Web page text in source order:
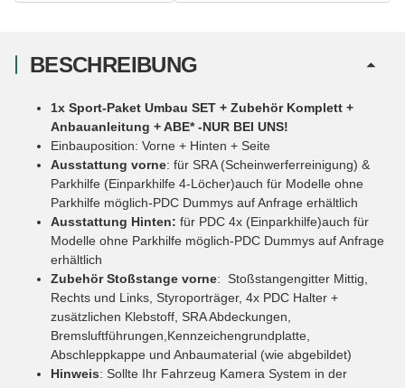
BESCHREIBUNG
1x Sport-Paket Umbau SET + Zubehör Komplett +
Anbauanleitung + ABE* -NUR BEI UNS!
Einbauposition: Vorne + Hinten + Seite
Ausstattung vorne: für SRA (Scheinwerferreinigung) &
Parkhilfe (Einparkhilfe 4-Löcher)auch für Modelle ohne
Parkhilfe möglich-PDC Dummys auf Anfrage erhältlich
Ausstattung Hinten: für PDC 4x (Einparkhilfe)auch für
Modelle ohne Parkhilfe möglich-PDC Dummys auf Anfrage
erhältlich
Zubehör Stoßstange vorne: Stoßstangengitter Mittig,
Rechts und Links, Styroporträger, 4x PDC Halter +
zusätzlichen Klebstoff, SRA Abdeckungen,
Bremsluftführungen,Kennzeichengrundplatte,
Abschleppkappe und Anbaumaterial (wie abgebildet)
Hinweis: Sollte Ihr Fahrzeug Kamera System in der